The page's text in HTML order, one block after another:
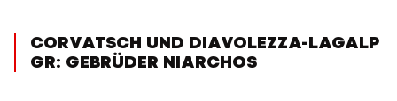
CORVATSCH UND DIAVOLEZZA-LAGALP
GR: GEBRÜDER NIARCHOS